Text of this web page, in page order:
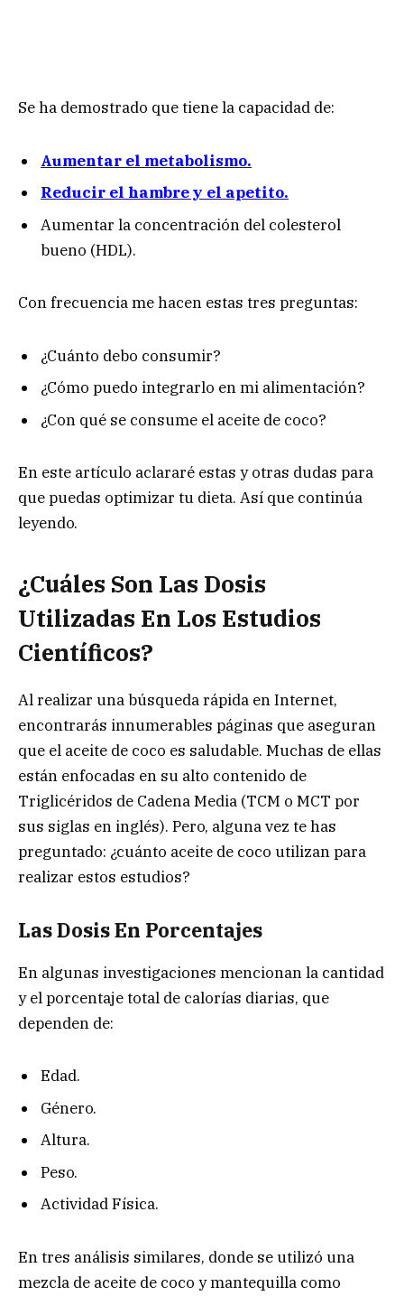
Se ha demostrado que tiene la capacidad de:
Aumentar el metabolismo.
Reducir el hambre y el apetito.
Aumentar la concentración del colesterol
bueno (HDL).
Con frecuencia me hacen estas tres preguntas:
¿Cuánto debo consumir?
¿Cómo puedo integrarlo en mi alimentación?
¿Con qué se consume el aceite de coco?
En este artículo aclararé estas y otras dudas para
que puedas optimizar tu dieta. Así que continúa
leyendo.
¿Cuáles Son Las Dosis
Utilizadas En Los Estudios
Científicos?
Al realizar una búsqueda rápida en Internet,
encontrarás innumerables páginas que aseguran
que el aceite de coco es saludable. Muchas de ellas
están enfocadas en su alto contenido de
Triglicéridos de Cadena Media (TCM o MCT por
sus siglas en inglés). Pero, alguna vez te has
preguntado: ¿cuánto aceite de coco utilizan para
realizar estos estudios?
Las Dosis En Porcentajes
En algunas investigaciones mencionan la cantidad
y el porcentaje total de calorías diarias, que
dependen de:
Edad.
Género.
Altura.
Peso.
Actividad Física.
En tres análisis similares, donde se utilizó una
mezcla de aceite de coco y mantequilla como